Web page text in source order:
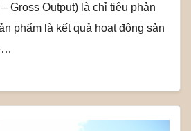
Gross Output) là chỉ tiêu phản
phẩm là kết quả hoạt động sản